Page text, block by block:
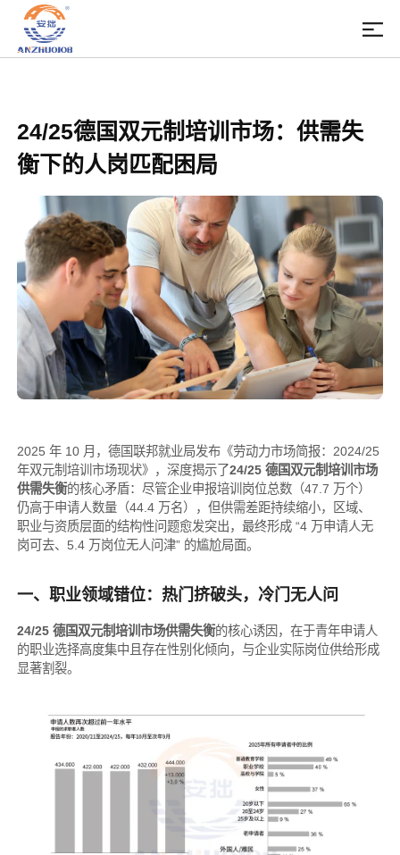
24/25德国双元制培训市场：供需失
衡下的人岗匹配困局
2025 年 10 月，德国联邦就业局发布《劳动力市场简报：2024/25
年双元制培训市场现状》，深度揭示了24/25 德国双元制培训市场
供需失衡的核心矛盾：尽管企业申报培训岗位总数（47.7 万个）
仍高于申请人数量（44.4 万名），但供需差距持续缩小，区域、
职业与资质层面的结构性问题愈发突出，最终形成 “4 万申请人无
岗可去、5.4 万岗位无人问津” 的尴尬局面。
一、职业领域错位：热门挤破头，冷门无人问
24/25 德国双元制培训市场供需失衡的核心诱因，在于青年申请人
的职业选择高度集中且存在性别化倾向，与企业实际岗位供给形成
显著割裂。